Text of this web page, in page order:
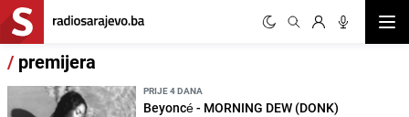
/ premijera
PRIJE 4 DANA
Beyoncé - MORNING DEW (DONK)